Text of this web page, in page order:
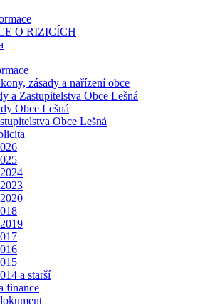
O RIZICÍCH
zásady a nařízení obce
a Zastupitelstva Obce Lešná
Obce Lešná
Obce Lešná
a starší
finance